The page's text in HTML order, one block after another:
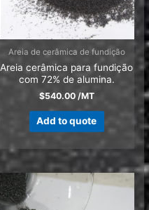
Areia de cerâmica de fundição
Areia cerâmica para fundição
com 72% de alumina.
$540.00/MT
Add to quote